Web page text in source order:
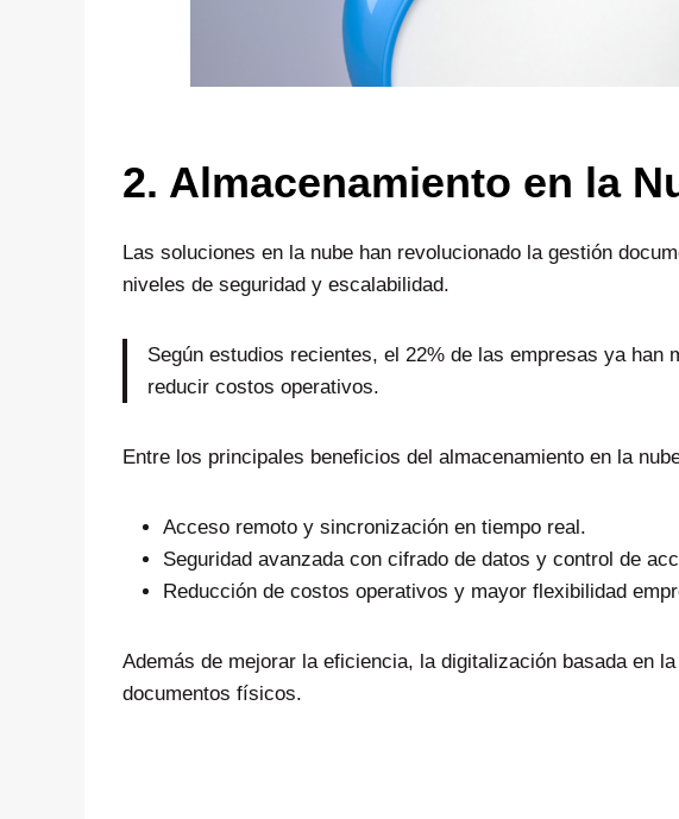
2. Almacenamiento en la
Las soluciones en la nube han revolucionado la gestión
niveles de seguridad y escalabilidad.
Según estudios recientes, el 22% de las empresas ya
reducir costos operativos.
Entre los principales beneficios del almacenamiento en la
Acceso remoto y sincronización en tiempo real.
Seguridad avanzada con cifrado de datos y control de
Reducción de costos operativos y mayor flexibilidad
Además de mejorar la eficiencia, la digitalización basada en
documentos físicos.